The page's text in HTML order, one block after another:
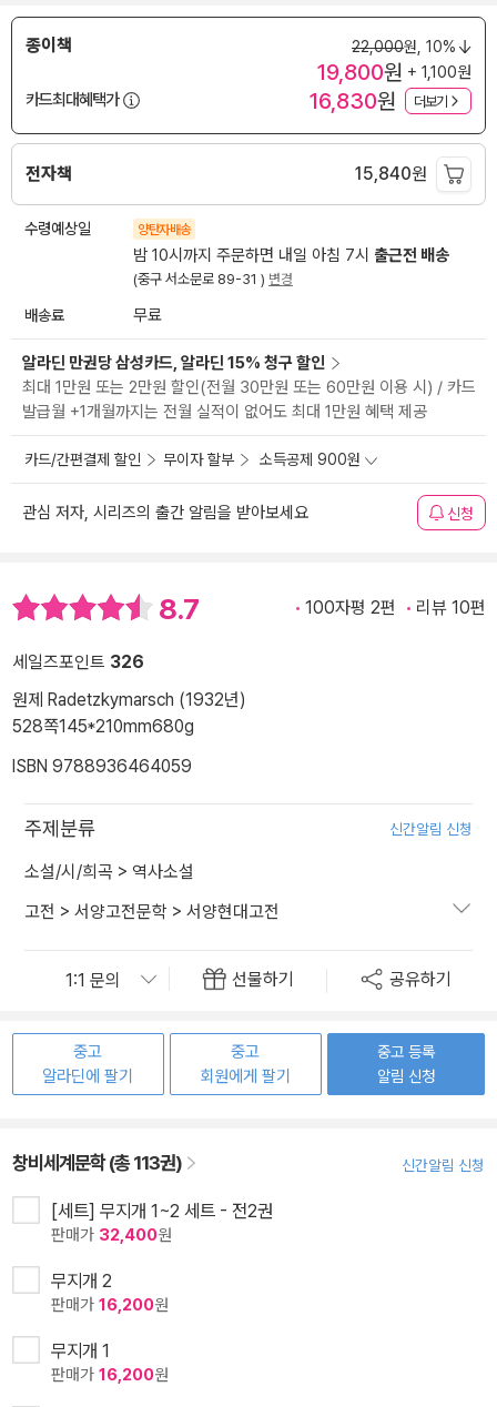
종이책 22,000원, 10%
19,800원 + 1,100원
카드최대혜택가
16,830원 더보기
전자책 15,840원
수령예상일 양탄자배송
밤 10시까지 주문하면 내일 아침 7시 출근전 배송
(중구 서소문로 89-31 ) 변경
배송료 무료
알라딘 만권당 삼성카드, 알라딘 15% 청구 할인
최대 1만원 또는 2만원 할인(전월 30만원 또는 60만원 이용 시) / 카드
발급월 +1개월까지는 전월 실적이 없어도 최대 1만원 혜택 제공
카드/간편결제 할인 무이자 할부 소득공제 900원
관심 저자, 시리즈의 출간 알림을 받아보세요 신청
8.7 100자평 2편 리뷰 10편
세일즈포인트 326
원제 Radetzkymarsch (1932년)
528쪽145*210mm680g
ISBN 9788936464059
주제분류 신간알림 신청
소설/시/희곡 > 역사소설
고전 > 서양고전문학 > 서양현대고전
선물하기 공유하기
중고
알라딘에 팔기
중고
회원에게 팔기
중고 등록
알림 신청
창비세계문학 (총 113권) 신간알림 신청
[세트] 무지개 1~2 세트 - 전2권
판매가 32,400원
무지개 2
판매가 16,200원
무지개 1
판매가 16,200원